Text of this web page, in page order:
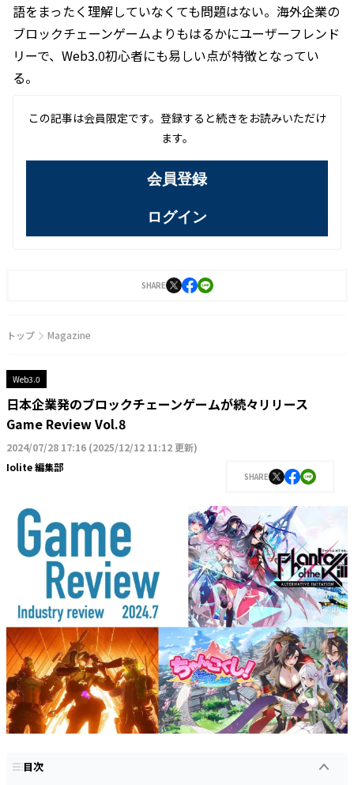
語をまったく理解していなくても問題はない。海外企業の
ブロックチェーンゲームよりもはるかにユーザーフレンド
リーで、Web3.0初心者にも易しい点が特徴となってい
る。
この記事は会員限定です。登録すると続きをお読みいただけ
ます。
会員登録
ログイン
SHARE
トップ Magazine
Web3.0
日本企業発のブロックチェーンゲームが続々リリース
Game Review Vol.8
2024/07/28 17:16 (2025/12/12 11:12 更新)
Iolite 編集部
SHARE
目次